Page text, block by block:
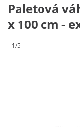
Paletová
x 100 cm -
1/5